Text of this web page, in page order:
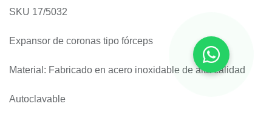
SKU 17/5032
Expansor de coronas tipo fórceps
Material: Fabricado en acero inoxidable de alta calidad
Autoclavable